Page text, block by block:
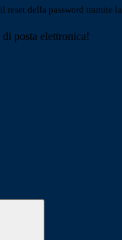
reset della password tramite la
posta elettronica!